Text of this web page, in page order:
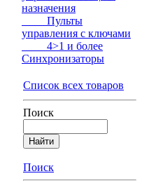
назначения
Пульты
управления с ключами
4>1 и более
Синхронизаторы
Список всех товаров
Поиск
Поиск